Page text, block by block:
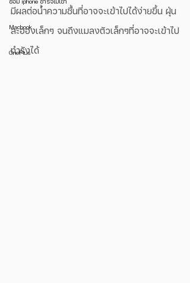
Macbook
OnePlus
มีผลต่อน้ำความชื้นที่อาจจะเข้าไปได้ง่ายขึ้น ฝุ่น
ละอองเล็กๆ จนถึงแมลงตัวเล็กๆที่อาจจะเข้าไป
ทำรังได้